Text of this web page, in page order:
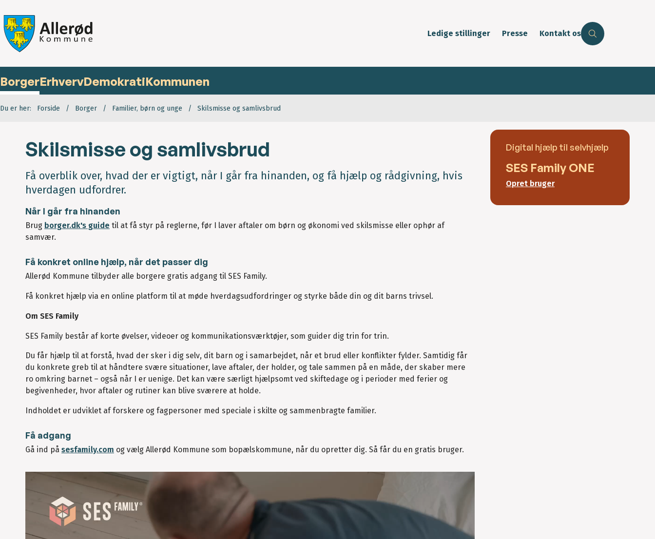
Ledige stillinger Presse Kontakt os
BorgerErhvervDemokratiKommunen
Du er her: Forside Borger Familier, børn og unge Skilsmisse og samlivsbrud
Skilsmisse og samlivsbrud
Få overblik over, hvad der er vigtigt, når I går fra hinanden, og få hjælp og rådgivning, hvis
hverdagen udfordrer.
Når I går fra hinanden
Brug borger.dk's guide til at få styr på reglerne, før I laver aftaler om børn og økonomi ved skilsmisse eller ophør af
samvær.
Få konkret online hjælp, når det passer dig
Allerød Kommune tilbyder alle borgere gratis adgang til SES Family.
Få konkret hjælp via en online platform til at møde hverdagsudfordringer og styrke både din og dit barns trivsel.
Om SES Family
SES Family består af korte øvelser, videoer og kommunikationsværktøjer, som guider dig trin for trin.
Du får hjælp til at forstå, hvad der sker i dig selv, dit barn og i samarbejdet, når et brud eller konflikter fylder. Samtidig får
du konkrete greb til at håndtere svære situationer, lave aftaler, der holder, og tale sammen på en måde, der skaber mere
ro omkring barnet – også når I er uenige. Det kan være særligt hjælpsomt ved skiftedage og i perioder med ferier og
begivenheder, hvor aftaler og rutiner kan blive sværere at holde.
Indholdet er udviklet af forskere og fagpersoner med speciale i skilte og sammenbragte familier.
Få adgang
Gå ind på sesfamily.com og vælg Allerød Kommune som bopælskommune, når du opretter dig. Så får du en gratis bruger.
Digital hjælp til selvhjælp
SES Family ONE
Opret bruger